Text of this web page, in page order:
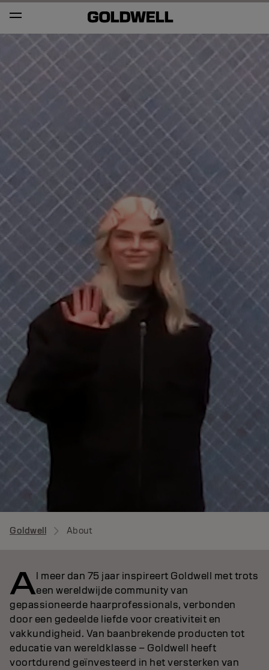
Goldwell About
Al meer dan 75 jaar inspireert Goldwell met trots
een wereldwijde community van
gepassioneerde haarprofessionals, verbonden
door een gedeelde liefde voor creativiteit en
vakkundigheid. Van baanbrekende producten tot
educatie van wereldklasse – Goldwell heeft
voortdurend geïnvesteerd in het versterken van